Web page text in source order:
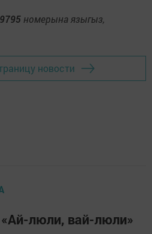
номерына языгыз,
новости
люли, вай-люли»